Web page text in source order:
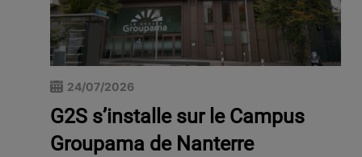
24/07/2026
G2S s’installe sur le Campus
Groupama de Nanterre